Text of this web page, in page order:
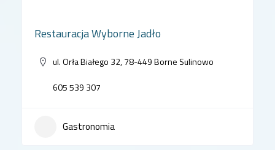
Restauracja Wyborne Jadło
ul. Orła Białego 32, 78-449 Borne Sulinowo
605 539 307
Gastronomia